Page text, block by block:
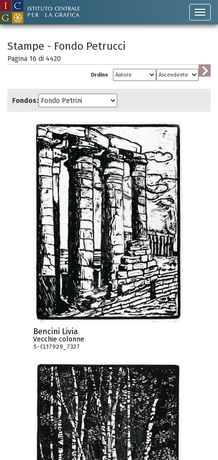
Stampe - Fondo Petrucci
Pagina 16 di 4420
Ordine
Fondos:
Bencini Livia
Vecchie colonne
S-CL17929_7327